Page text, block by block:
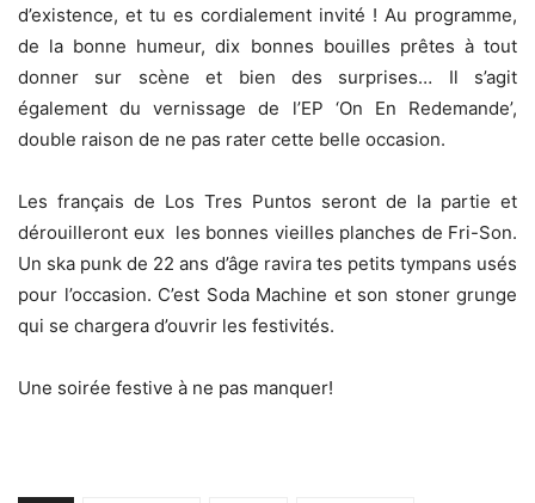
d’existence, et tu es cordialement invité ! Au programme,
de la bonne humeur, dix bonnes bouilles prêtes à tout
donner sur scène et bien des surprises… Il s’agit
également du vernissage de l’EP ‘On En Redemande’,
double raison de ne pas rater cette belle occasion.
Les français de Los Tres Puntos seront de la partie et
dérouilleront eux les bonnes vieilles planches de Fri-Son.
Un ska punk de 22 ans d’âge ravira tes petits tympans usés
pour l’occasion. C’est Soda Machine et son stoner grunge
qui se chargera d’ouvrir les festivités.
Une soirée festive à ne pas manquer!